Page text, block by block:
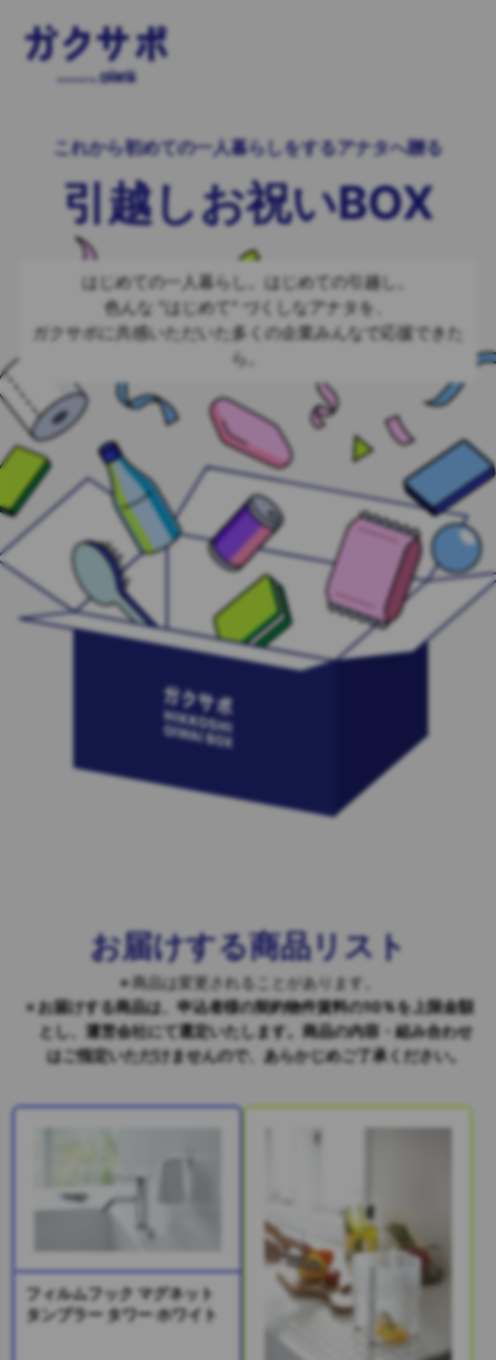
これから初めての一人暮らしをするアナタへ贈る
引越しお祝いBOX
はじめての一人暮らし。はじめての引越し。
色んな "はじめて" づくしなアナタを、
ガクサポに共感いただいた多くの企業みんなで応援できた
ら。
お届けする商品リスト
商品は変更されることがあります。
お届けする商品は、申込者様の契約物件賃料の10％を上限金額
とし、運営会社にて選定いたします。商品の内容・組み合わせ
はご指定いただけませんので、あらかじめご了承ください。
フィルムフック マグネット
タンブラー タワー ホワイト